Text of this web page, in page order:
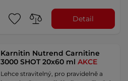
Detail
Karnitin Nutrend Carnitine
3000 SHOT 20x60 mlAKCE
Lehce stravitelný, pro pravidelně a